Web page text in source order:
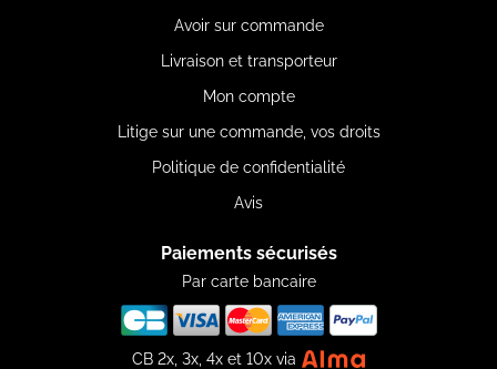
Avoir sur commande
Livraison et transporteur
Mon compte
Litige sur une commande, vos droits
Politique de confidentialité
Avis
Paiements sécurisés
Par carte bancaire
CB 2x, 3x, 4x et 10x via